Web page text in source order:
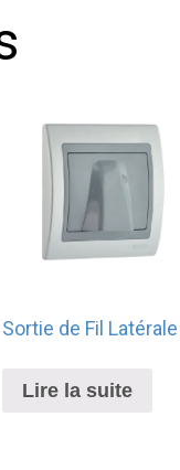
Sortie de Fil Latérale
Lire la suite